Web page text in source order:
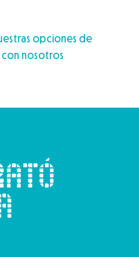
opciones de
nosotros